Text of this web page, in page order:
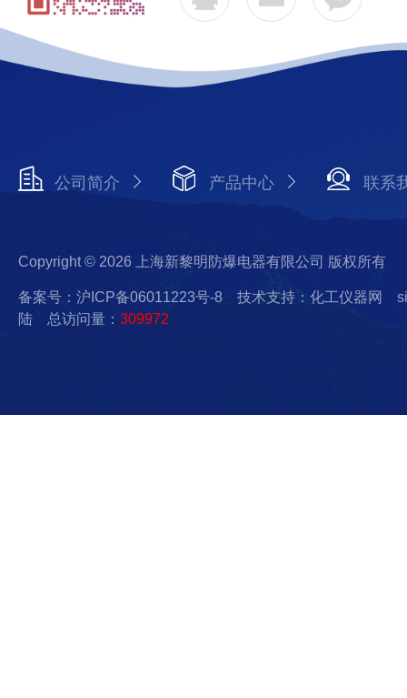
公司简介 产品中心 联系
Copyright © 2026 上海新黎明防爆电器有限公司 版权所有
备案号：沪ICP备06011223号-8 技术支持：化工仪器网
陆 总访问量： 309972